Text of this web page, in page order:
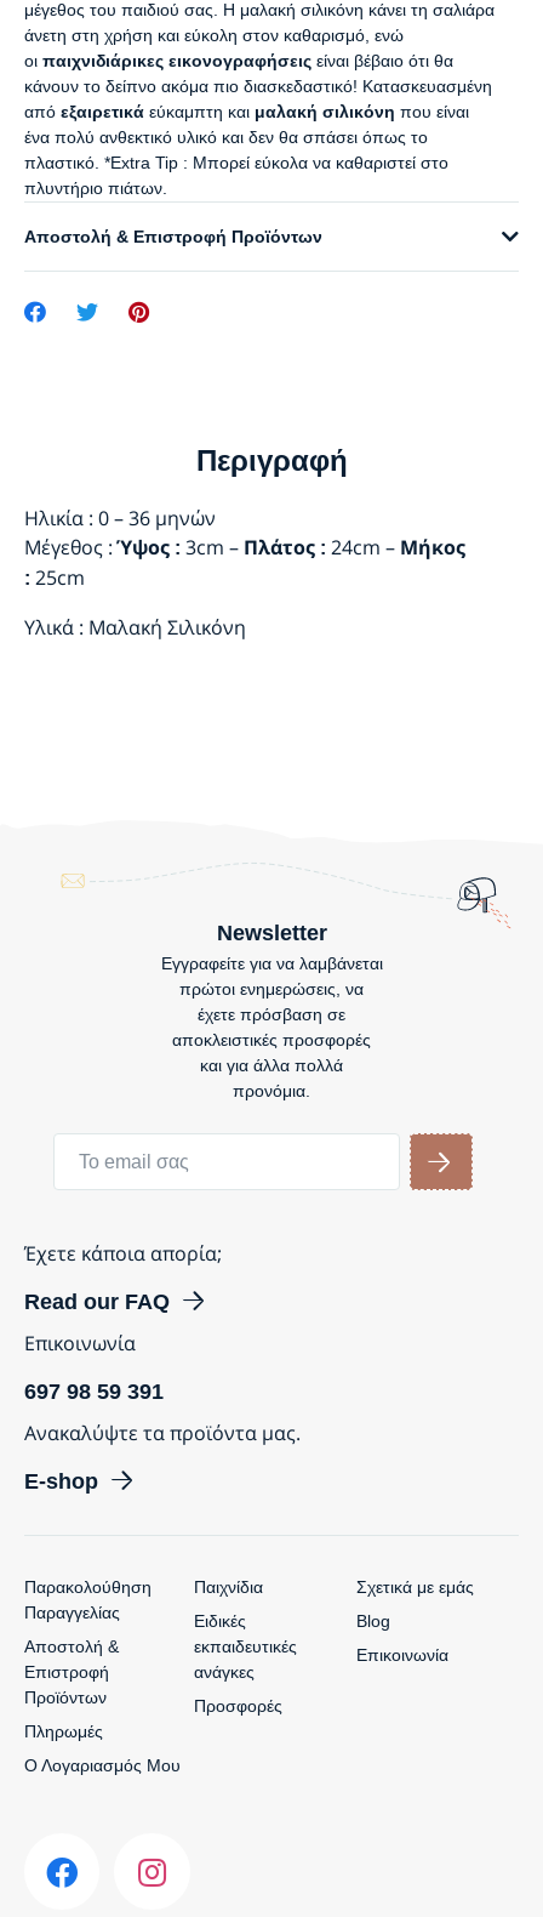
μέγεθος του παιδιού σας. Η μαλακή σιλικόνη κάνει τη σαλιάρα
άνετη στη χρήση και εύκολη στον καθαρισμό, ενώ
οι παιχνιδιάρικες εικονογραφήσεις είναι βέβαιο ότι θα
κάνουν το δείπνο ακόμα πιο διασκεδαστικό! Κατασκευασμένη
από εξαιρετικά εύκαμπτη και μαλακή σιλικόνη που είναι
ένα πολύ ανθεκτικό υλικό και δεν θα σπάσει όπως το
πλαστικό. *Extra Tip : Μπορεί εύκολα να καθαριστεί στο
πλυντήριο πιάτων.
Αποστολή & Επιστροφή Προϊόντων
Περιγραφή
Ηλικία : 0 – 36 μηνών
Μέγεθος :Ύψος : 3cm – Πλάτος : 24cm – Μήκος
: 25cm
Υλικά : Μαλακή Σιλικόνη
Newsletter
Εγγραφείτε για να λαμβάνεται
πρώτοι ενημερώσεις, να
έχετε πρόσβαση σε
αποκλειστικές προσφορές
και για άλλα πολλά
προνόμια.
Έχετε κάποια απορία;
Read our FAQ
Επικοινωνία
697 98 59 391
Ανακαλύψτε τα προϊόντα μας.
E-shop
Σχετικά με εμάς
Blog
Επικοινωνία
Παιχνίδια
Ειδικές
εκπαιδευτικές
ανάγκες
Προσφορές
Παρακολούθηση
Παραγγελίας
Αποστολή &
Επιστροφή
Προϊόντων
Πληρωμές
Ο Λογαριασμός Μου